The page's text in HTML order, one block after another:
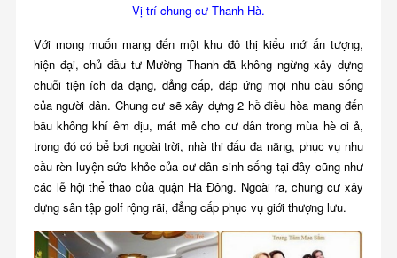
Vị trí chung cư Thanh Hà.
Với mong muốn mang đến một khu đô thị kiểu mới ấn tượng,
hiện đại, chủ đầu tư Mường Thanh đã không ngừng xây dựng
chuỗi tiện ích đa dạng, đẳng cấp, đáp ứng mọi nhu cầu sống
của người dân. Chung cư sẽ xây dựng 2 hồ điều hòa mang đến
bầu không khí êm dịu, mát mẻ cho cư dân trong mùa hè oi ả,
trong đó có bể bơi ngoài trời, nhà thi đấu đa năng, phục vụ nhu
cầu rèn luyện sức khỏe của cư dân sinh sống tại đây cũng như
các lễ hội thể thao của quận Hà Đông. Ngoài ra, chung cư xây
dựng sân tập golf rộng rãi, đẳng cấp phục vụ giới thượng lưu.